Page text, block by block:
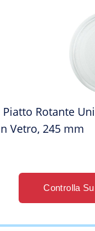
Piatto Rotante
Vetro, 245 mm
Controlla